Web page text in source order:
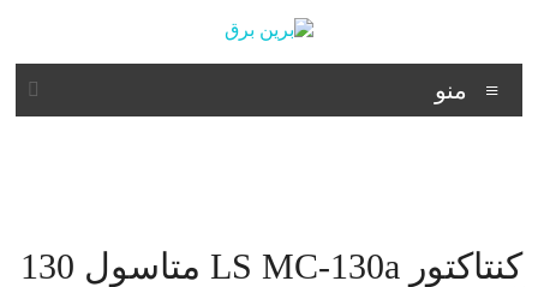
محتوا
برین
برق
منو
کنتاکتور LS MC-130a متاسول 130